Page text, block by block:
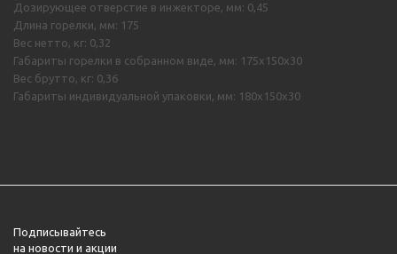
Дозирующее отверстие в инжекторе, мм: 0,45
Длина горелки, мм: 175
Вес нетто, кг: 0,32
Габариты горелки в собранном виде, мм: 175х150х30
Вес брутто, кг: 0,36
Габариты индивидуальной упаковки, мм: 180х150х30
Подписывайтесь
на новости и акции